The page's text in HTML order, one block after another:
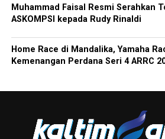
Muhammad Faisal Resmi Serahkan
ASKOMPSI kepada Rudy Rinaldi
Home Race di Mandalika, Yamaha
Kemenangan Perdana Seri 4 ARRC